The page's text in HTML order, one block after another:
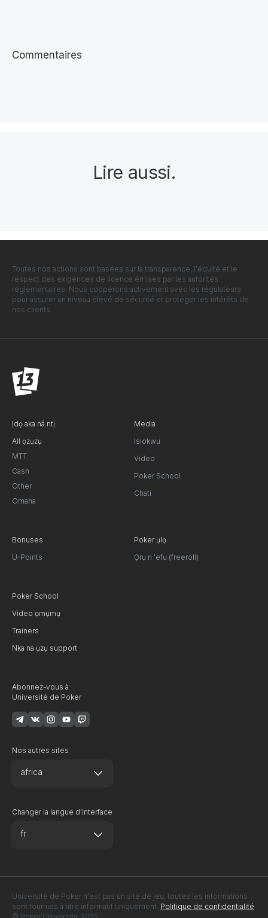
Commentaires
Lire aussi.
Toutes nos actions sont basées sur la transparence, l'équité et le
respect des exigences de licence émises par les autorités
réglementaires. Nous coopérons activement avec les régulateurs
pour assurer un niveau élevé de sécurité et protéger les intérêts de
nos clients.
Ịdọ aka ná ntị
All ọzụzụ
MTT
Cash
Other
Omaha
Media
Isiokwu
Video
Poker School
Chati
Bonuses
U-Points
Poker ụlọ
Ọrụ n 'efu (freeroll)
Poker School
Video ọmụmụ
Trainers
Nka na ụzụ support
Abonnez-vous à
Université de Poker
Nos autres sites
africa
Changer la langue d'interface
fr
Université de Poker n'est pas un site de jeu, toutes les informations
sont fournies à titre informatif uniquement. Politique de confidentialité